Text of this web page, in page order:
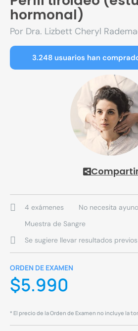
hormonal)
Por Dra. Lizbett Cheryl
3.248 usuarios han
4 exámenes
No necesita ayuno
Muestra de Sangre
Se sugiere llevar resultados previos
ORDEN DE EXAMEN
$5.990
* El precio de la Orden de Examen no incluye la